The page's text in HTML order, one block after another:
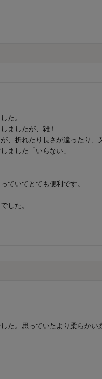
た。
ましたが、雑！
、折れたり長さが違ったり
ました「いらない」
ていてとても便利です。
した。
た。思っていたより柔らかい